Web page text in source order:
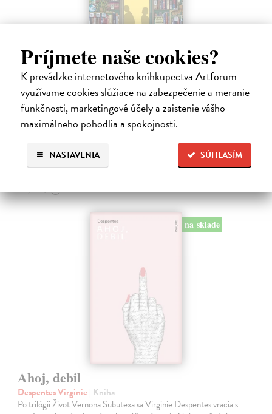
Príjmete naše cookies?
K prevádzke internetového kníhkupectva Artforum
využívame cookies slúžiace na zabezpečenie a meranie
funkčnosti, marketingové účely a zaistenie vášho
maximálneho pohodlia a spokojnosti.
SÚHLASÍM
NASTAVENIA
Dni v kníhkupectve Morisaki
Jagisawa Satoshi| Kniha
Dvadsaťpäťročná Takako si žila pomerne bezstarostne až do dňa, keď
jej priateľ Hideaki, za ktorého sa chcela vydať, len tak mimochodom
oznámi, že ju podvádza a žení sa s inou. Jej život sa zrazu rúca.
13,71 €
na sklade
Ahoj, debil
Despentes Virginie | Kniha
Po trilógii Život Vernona Subutexa sa Virginie Despentes vracia s